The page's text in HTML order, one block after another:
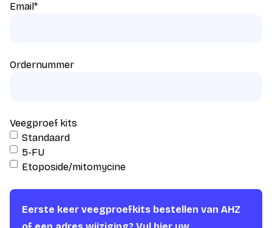
Email*
Ordernummer
Veegproef kits
Standaard
5-FU
Etoposide/mitomycine
Eerste keer veegproefkits bestellen van AHZ